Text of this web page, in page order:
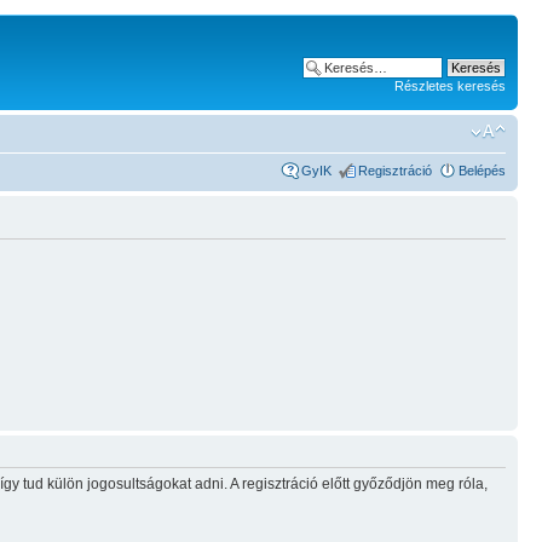
Részletes keresés
GyIK Regisztráció Belépés
tud külön jogosultságokat adni. A regisztráció előtt győződjön meg róla,